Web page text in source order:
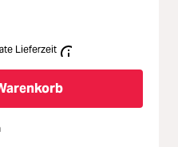
Lieferzeit